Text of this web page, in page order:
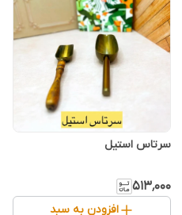
سرتاس استیل
۵۱۳٬۰۰۰
افزودن به سبد